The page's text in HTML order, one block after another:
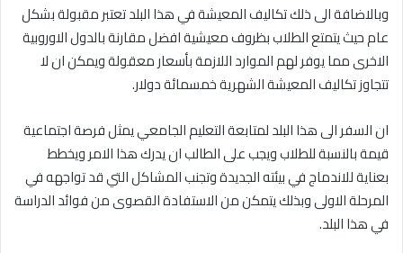
وبالاضافة الى ذلك تكاليف المعيشة في هذا البلد تعتبر مقبولة بشكل
عام حيث يتمتع الطلاب بظروف معيشية افضل مقارنة بالدول الاوروبية
الاخرى مما يوفر لهم الموارد اللازمة بأسعار معقولة ويمكن ان لا
تتجاوز تكاليف المعيشة الشهرية خمسمائة دولار.
ان السفر الى هذا البلد لمتابعة التعليم الجامعي يمثل فرصة اجتماعية
قيمة بالنسبة للطلاب ويجب على الطالب ان يدرك هذا الامر ويخطط
بعناية للاندماج في بيئته الجديدة وتجنب المشاكل التي قد تواجهه في
المرحلة الاولى وبذلك يتمكن من الاستفادة القصوى من فوائد الدراسة
في هذا البلد.